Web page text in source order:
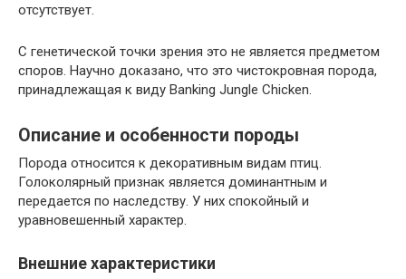
отсутствует.
С генетической точки зрения это не является предметом
споров. Научно доказано, что это чистокровная порода,
принадлежащая к виду Banking Jungle Chicken.
Описание и особенности породы
Порода относится к декоративным видам птиц.
Голоколярный признак является доминантным и
передается по наследству. У них спокойный и
уравновешенный характер.
Внешние характеристики